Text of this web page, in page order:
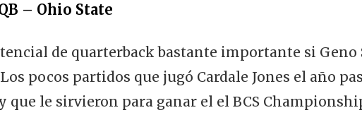
– Ohio State
de quarterback bastante importante si
pocos partidos que jugó Cardale Jones el año
le sirvieron para ganar el el BCS